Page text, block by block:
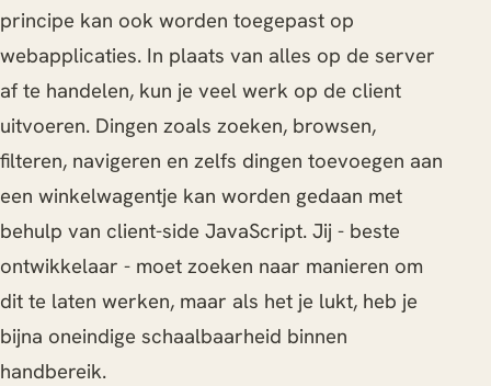
principe kan ook worden toegepast op
webapplicaties. In plaats van alles op de server
af te handelen, kun je veel werk op de client
uitvoeren. Dingen zoals zoeken, browsen,
filteren, navigeren en zelfs dingen toevoegen aan
een winkelwagentje kan worden gedaan met
behulp van client-side JavaScript. Jij - beste
ontwikkelaar - moet zoeken naar manieren om
dit te laten werken, maar als het je lukt, heb je
bijna oneindige schaalbaarheid binnen
handbereik.